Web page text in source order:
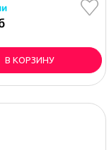
В КОРЗИНУ